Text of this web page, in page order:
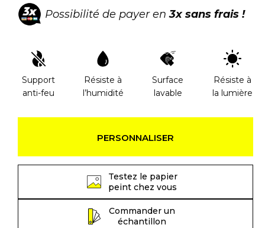
Possibilité de payer en3x sans frais !
Support
anti-feu
Résiste à
l’humidité
Surface
lavable
Résiste à
la lumière
PERSONNALISER
Testez le papier
peint chez vous
Commander un
échantillon